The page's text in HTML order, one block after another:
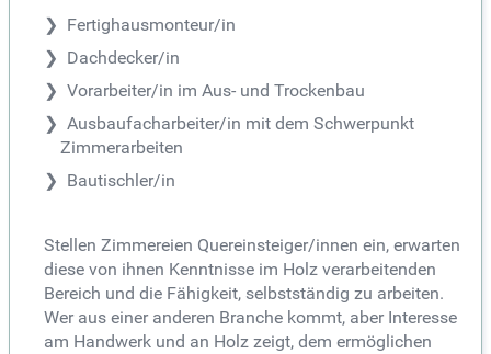
Fertighausmonteur/in
Dachdecker/in
Vorarbeiter/in im Aus- und Trockenbau
Ausbaufacharbeiter/in mit dem Schwerpunkt
Zimmerarbeiten
Bautischler/in
Stellen Zimmereien Quereinsteiger/innen ein, erwarten
diese von ihnen Kenntnisse im Holz verarbeitenden
Bereich und die Fähigkeit, selbstständig zu arbeiten.
Wer aus einer anderen Branche kommt, aber Interesse
am Handwerk und an Holz zeigt, dem ermöglichen